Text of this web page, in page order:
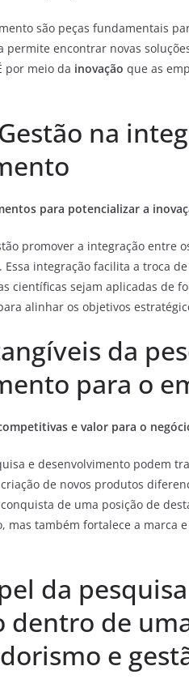
são peças fundamentais
permite encontrar novas
por meio da inovação que as
na
para potencializar a
promover a integração entre
integração facilita a troca
científicas sejam aplicadas de
alinhar os objetivos
da
para o
e valor para o
e desenvolvimento podem
de novos produtos
de uma posição de
mas também fortalece a marca
da
dentro de
e